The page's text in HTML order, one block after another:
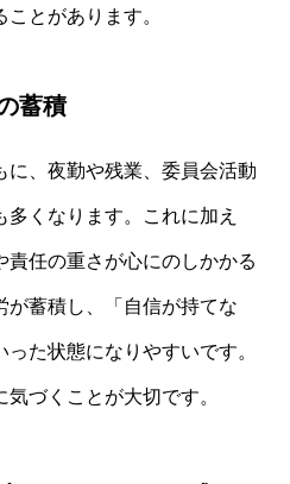
とがあります。
蓄積
に、夜勤や残業、委員会活動
くなります。これに加え
任の重さが心にのしかかる
が蓄積し、「自信が持てな
た状態になりやすいです。
づくことが大切です。